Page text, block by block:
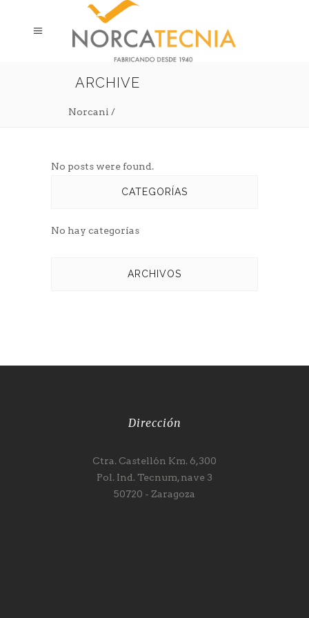
ARCHIVE
Norcani /
No posts were found.
CATEGORÍAS
No hay categorías
ARCHIVOS
Dirección
Ctra. Castellón Km. 6,300
Pol. Ind. Tecnum, nave 3
50720 - Zaragoza